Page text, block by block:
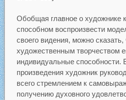
Обобщая главное о художнике
способном воспроизвести
своего видения, можно сказать,
художественным творчеством
индивидуальные способности.
произведения художник
всего стремлением к
получению духовного